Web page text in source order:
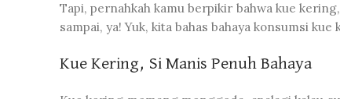
Tapi, pernahkah kamu berpikir bahwa kue
sampai, ya! Yuk, kita bahas bahaya konsumsi
Kue Kering, Si Manis Penuh Bahaya